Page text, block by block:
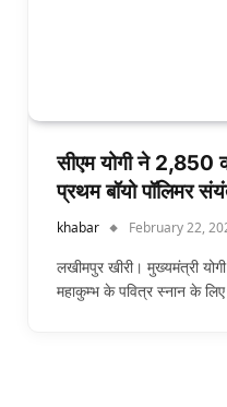
सीएम योगी ने 2,850
प्रथम बॉयो पॉलिमर
khabar February 22,
लखीमपुर खीरी। मुख्यमंत्री
महाकुम्भ के पवित्र स्नान के